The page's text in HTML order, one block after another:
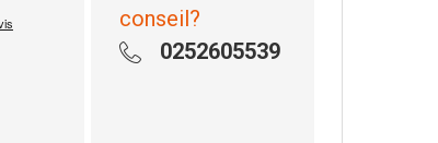
conseil?
0252605539